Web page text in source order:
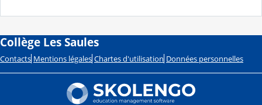
Collège Les Saules
Contacts Mentions légales Chartes d'utilisation Données personnelles